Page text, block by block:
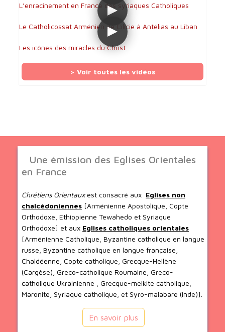
L’enracinement en France des syriaques Catholiques
Le Catholicossat Arménien de Cilicie à Antélias au Liban
Les icônes des miracles du Christ
> Voir toutes les vidéos
Une émission des Eglises Orientales
en France
Chrétiens Orientauxest consacré aux Eglises non
chalcédoniennes [Arménienne Apostolique, Copte
Orthodoxe, Ethiopienne Tewahedo et Syriaque
Orthodoxe] et aux Eglises catholiques orientales
[Arménienne Catholique, Byzantine catholique en langue
russe, Byzantine catholique en langue française,
Chaldéenne, Copte catholique, Grecque-Hellène
(Cargèse), Greco-catholique Roumaine, Greco-
catholique Ukrainienne , Grecque-melkite catholique,
Maronite, Syriaque catholique, et Syro-malabare (Inde)].
En savoir plus